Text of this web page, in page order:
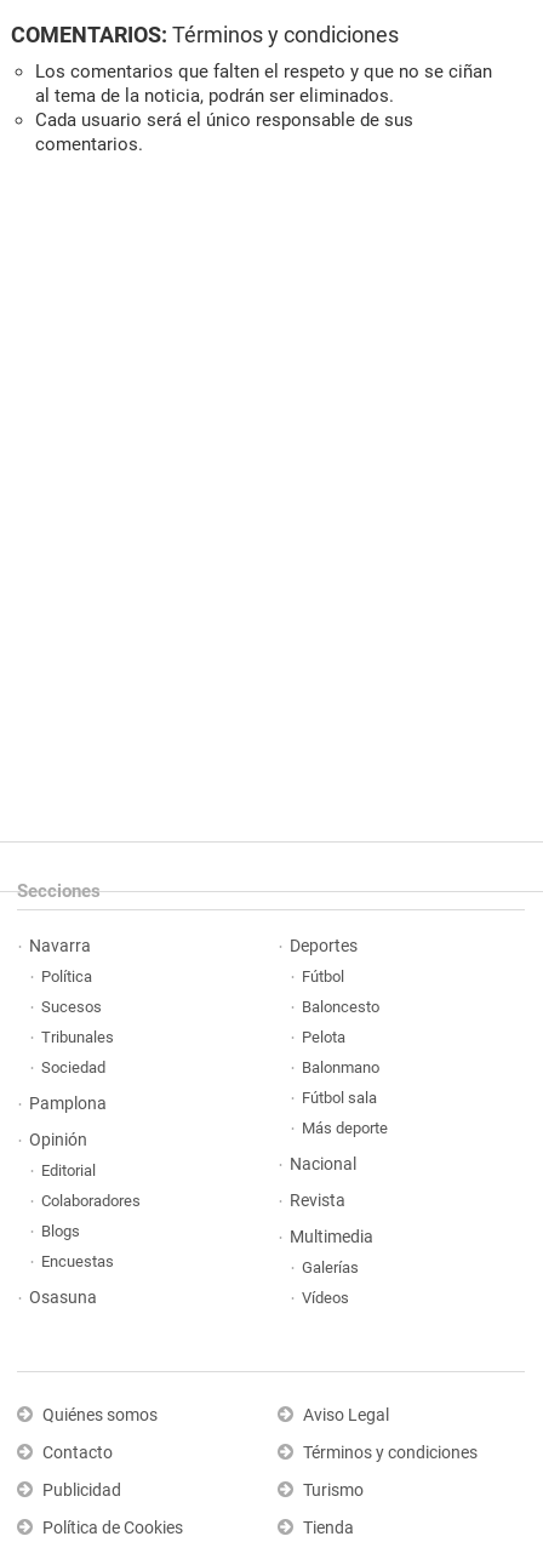
COMENTARIOS: Términos y condiciones
Los comentarios que falten el respeto y que no se ciñan
al tema de la noticia, podrán ser eliminados.
Cada usuario será el único responsable de sus
comentarios.
Secciones
Navarra
Política
Sucesos
Tribunales
Sociedad
Pamplona
Opinión
Editorial
Colaboradores
Blogs
Encuestas
Osasuna
Deportes
Fútbol
Baloncesto
Pelota
Balonmano
Fútbol sala
Más deporte
Nacional
Revista
Multimedia
Galerías
Vídeos
Quiénes somos
Contacto
Publicidad
Política de Cookies
Aviso Legal
Términos y condiciones
Turismo
Tienda